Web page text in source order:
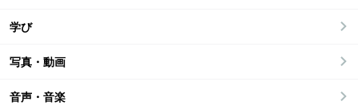
学び
写真・動画
音声・音楽